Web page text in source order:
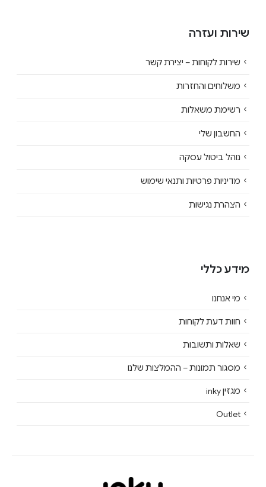
שירות ועזרה
שירות לקוחות – יצירת קשר
משלוחים והחזרות
רשימת משאלות
החשבון שלי
נוהל ביטול עסקה
מדיניות פרטיות ותנאי שימוש
הצהרת נגישות
מידע כללי
מי אנחנו
חוות דעת לקוחות
שאלות ותשובות
מסגור תמונות – ההמלצות שלנו
מגזין inky
Outlet